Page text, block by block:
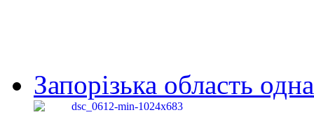
Запорізька область